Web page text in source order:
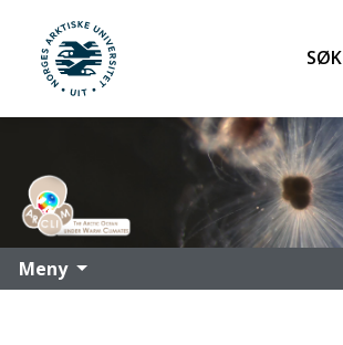
Gå til hovedinnhold
UiT Norges arktiske Søk
Meny